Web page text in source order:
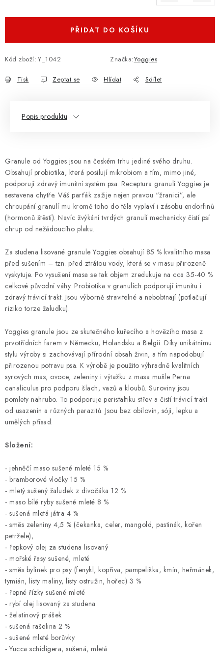
PŘIDAT DO KOŠÍKU
Kód zboží: Y_1042 Značka:Yoggies
Tisk Zeptat se Hlídat Sdílet
Popis produktu
Granule od Yoggies jsou na českém trhu jediné svého druhu.
Obsahují probiotika, která posilují mikrobiom a tím, mimo jiné,
podporují zdravý imunitní systém psa. Receptura granulí Yoggies je
sestavena chytře. Váš parťák zažije nejen pravou “žranici”, ale
chroupání granulí mu kromě toho do těla vyplaví i zásobu endorfinů
(hormonů štěstí). Navíc žvýkání tvrdých granulí mechanicky čistí psí
chrup od nežádoucího plaku.
Za studena lisované granule Yoggies obsahují 85 % kvalitního masa
před sušením – tzn. před ztrátou vody, která se v masu přirozeně
vyskytuje. Po vysušení masa se tak objem zredukuje na cca 35-40 %
celkové původní váhy. Probiotika v granulích podporují imunitu i
zdravý trávicí trakt. Jsou výborně stravitelné a nebobtnají (potlačují
riziko torze žaludku).
Yoggies granule jsou ze skutečného kuřecího a hovězího masa z
prvotřídních farem v Německu, Holandsku a Belgii. Díky unikátnímu
stylu výroby si zachovávají přírodní obsah živin, a tím napodobují
přirozenou potravu psa. K výrobě je použito výhradně kvalitních
syrových mas, ovoce, zeleniny i výtažku z masa mušle Perna
canaliculus pro podporu šlach, vazů a kloubů. Suroviny jsou
pomlety nahrubo. To podporuje peristaltiku střev a čistí trávicí trakt
od usazenin a různých parazitů. Jsou bez obilovin, sóji, lepku a
umělých přísad.
Složení:
- jehněčí maso sušené mleté 15 %
- bramborové vločky 15 %
- mletý sušený žaludek z divočáka 12 %
- maso bílé ryby sušené mleté 8 %
- sušená mletá játra 4 %
- směs zeleniny 4,5 % (čekanka, celer, mangold, pastinák, kořen
petržele),
- řepkový olej za studena lisovaný
- mořské řasy sušené, mleté
- směs bylinek pro psy (fenykl, kopřiva, pampeliška, kmín, heřmánek,
tymián, listy maliny, listy ostružin, hořec) 3 %
- řepné řízky sušené mleté
- rybí olej lisovaný za studena
- želatinový prášek
- sušená rašelina 2 %
- sušené mleté borůvky
- Yucca schidigera, sušená, mletá